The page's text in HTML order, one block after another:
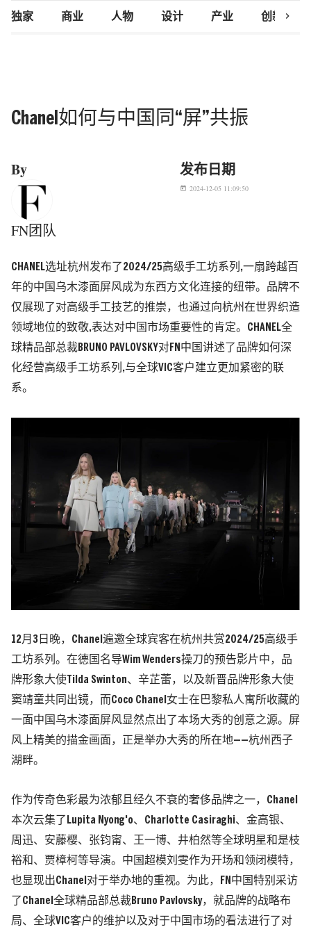
独家 商业 人物 设计 产业 创新研究
chevron_right
Chanel如何与中国同“屏”共振
By
FN团队
发布日期
today 2024-12-05 11:09:50
CHANEL选址杭州发布了2024/25高级手工坊系列,一扇跨越百
年的中国乌木漆面屏风成为东西方文化连接的纽带。品牌不
仅展现了对高级手工技艺的推崇，也通过向杭州在世界织造
领域地位的致敬,表达对中国市场重要性的肯定。CHANEL全
球精品部总裁BRUNO PAVLOVSKY对FN中国讲述了品牌如何深
化经营高级手工坊系列,与全球VIC客户建立更加紧密的联
系。
12月3日晚，Chanel遍邀全球宾客在杭州共赏2024/25高级手
工坊系列。在德国名导Wim Wenders操刀的预告影片中，品
牌形象大使Tilda Swinton、辛芷蕾，以及新晋品牌形象大使
窦靖童共同出镜，而Coco Chanel女士在巴黎私人寓所收藏的
一面中国乌木漆面屏风显然点出了本场大秀的创意之源。屏
风上精美的描金画面，正是举办大秀的所在地——杭州西子
湖畔。
作为传奇色彩最为浓郁且经久不衰的奢侈品牌之一，Chanel
本次云集了Lupita Nyong'o、Charlotte Casiraghi、金高银、
周迅、安藤樱、张钧甯、王一博、井柏然等全球明星和是枝
裕和、贾樟柯等导演。中国超模刘雯作为开场和领闭模特，
也显现出Chanel对于举办地的重视。为此，FN中国特别采访
了Chanel全球精品部总裁Bruno Pavlovsky，就品牌的战略布
局、全球VIC客户的维护以及对于中国市场的看法进行了对